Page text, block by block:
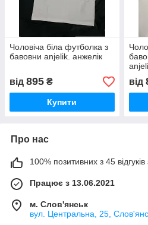
Чоловіча біла футболка з
бавовни anjelik. анжелік
від 895 ₴
Купити
від
Про нас
100% позитивних з 45 відгуків
Працює з 13.06.2021
м. Слов'янськ
вул. Центральна, 25,